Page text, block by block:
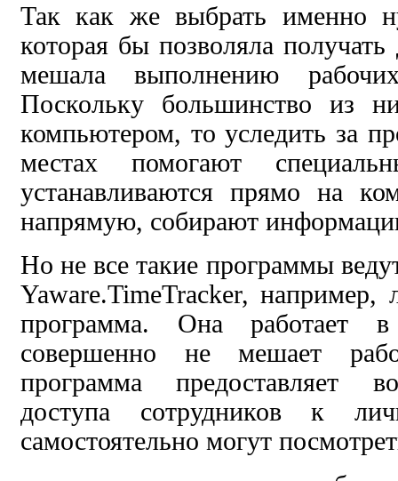
Так как же выбрать именно
которая бы позволяла
мешала выполнению
Поскольку большинство из
компьютером, то уследить за
местах помогают
устанавливаются прямо на
напрямую, собирают
Но не все такие программы
Yaware.TimeTracker, например,
программа. Она работает
совершенно не мешает
программа предоставляет
доступа сотрудников к
самостоятельно могут